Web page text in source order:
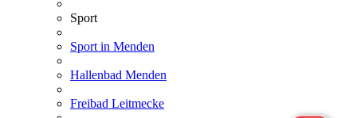
Sport
Sport in Menden
Hallenbad Menden
Freibad Leitmecke